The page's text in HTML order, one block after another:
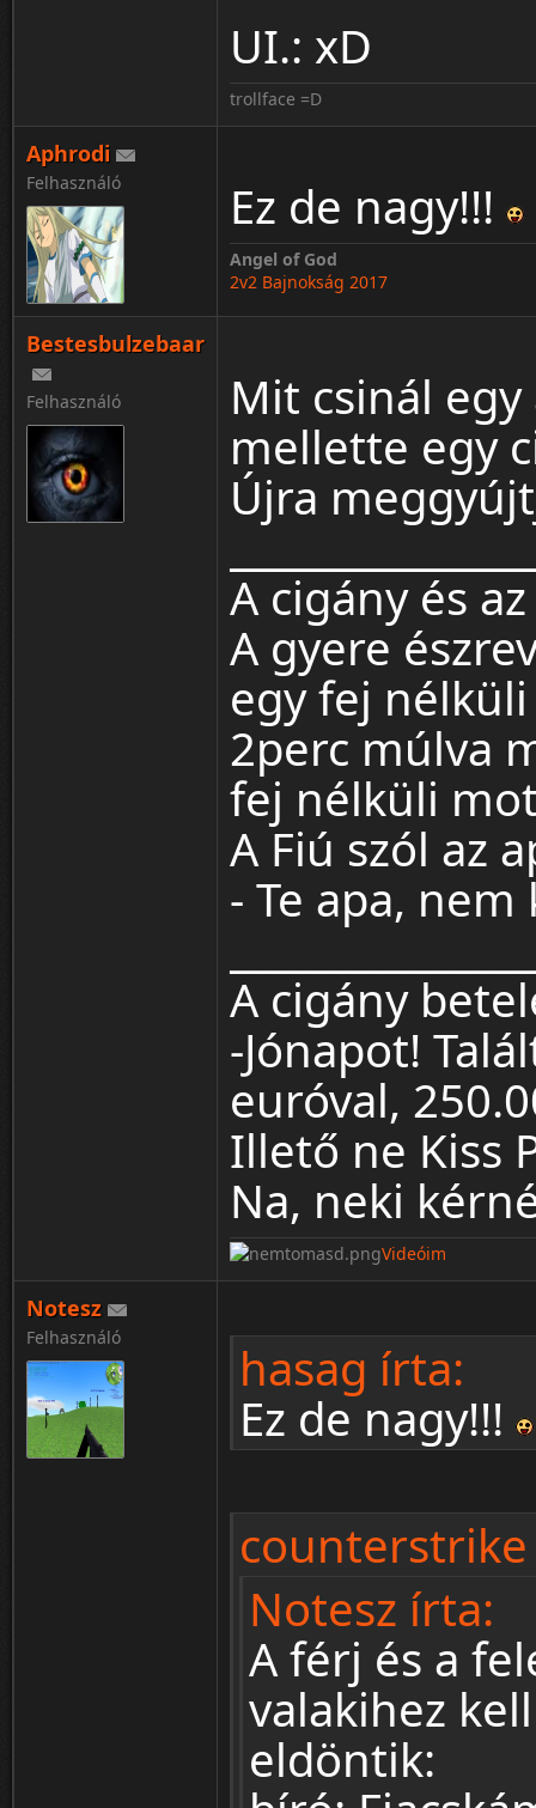
UI.: xD
trollface =D
Aphrodi
Felhasználó Ez de nagy!!!
Angel of God
2v2 Bajnokság 2017
Bestesbulzebaar
Felhasználó
Mit csinál
mellette egy
Újra
A cigány és
A gyere
egy fej
2perc múlva
fej nélküli
A Fiú szól az
- Te apa,
A cigány
-Jónapot!
euróval,
Illető ne Kiss
Na, neki
Videóim
Notesz
Felhasználó
hasag írta:
Ez de nagy!!!
Notesz írta:
A férj és a
valakihez
eldöntik: